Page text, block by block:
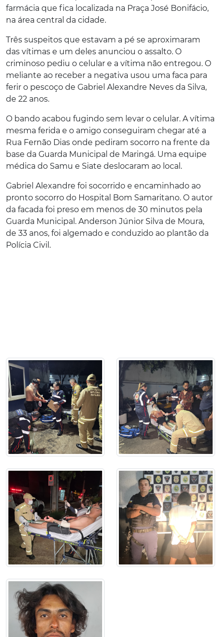
farmácia que fica localizada na Praça José Bonifácio,
na área central da cidade.
Três suspeitos que estavam a pé se aproximaram
das vítimas e um deles anunciou o assalto. O
criminoso pediu o celular e a vítima não entregou. O
meliante ao receber a negativa usou uma faca para
ferir o pescoço de Gabriel Alexandre Neves da Silva,
de 22 anos.
O bando acabou fugindo sem levar o celular. A vítima
mesma ferida e o amigo conseguiram chegar até a
Rua Fernão Dias onde pediram socorro na frente da
base da Guarda Municipal de Maringá. Uma equipe
médica do Samu e Siate deslocaram ao local.
Gabriel Alexandre foi socorrido e encaminhado ao
pronto socorro do Hospital Bom Samaritano. O autor
da facada foi preso em menos de 30 minutos pela
Guarda Municipal. Anderson Júnior Silva de Moura,
de 33 anos, foi algemado e conduzido ao plantão da
Polícia Civil.